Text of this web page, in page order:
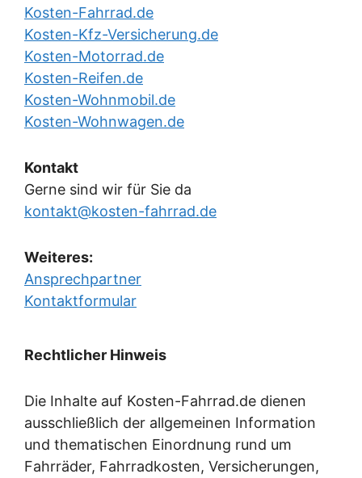
Kosten-Fahrrad.de
Kosten-Kfz-Versicherung.de
Kosten-Motorrad.de
Kosten-Reifen.de
Kosten-Wohnmobil.de
Kosten-Wohnwagen.de
Kontakt
Gerne sind wir für Sie da
kontakt@kosten-fahrrad.de
Weiteres:
Ansprechpartner
Kontaktformular
Rechtlicher Hinweis
Die Inhalte auf Kosten-Fahrrad.de dienen
ausschließlich der allgemeinen Information
und thematischen Einordnung rund um
Fahrräder, Fahrradkosten, Versicherungen,